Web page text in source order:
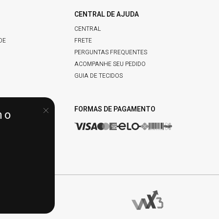
CENTRAL DE AJUDA
CENTRAL
FRETE
PERGUNTAS FREQUENTES
ACOMPANHE SEU PEDIDO
GUIA DE TECIDOS
FORMAS DE PAGAMENTO